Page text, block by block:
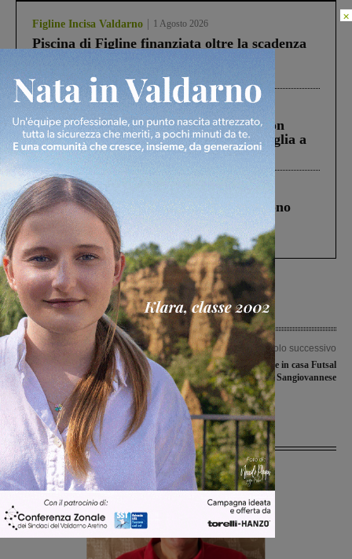
Figline Incisa Valdarno 1 Agosto 2026
Piscina di Figline finanziata oltre la scadenza
ringraziamento al Governo”
Cronaca 3 Agosto 2026
Scomparso da una struttura di Castiglion
Fiorentino l’uomo che aveva ucciso la figlia a
Levane nel 2020
Cronaca 4 Agosto 2026
Un anno fa la strage in A1 in cui morirono
Gianni, Giulia e Franco. Lo schianto, il
processo, lo stop ai sorpassi fra tir....
Articolo precedente
Sammezzano torna ad aprire al
pubblico, visite il 10 e 11 settembre. Si
scorre la lista di attesa
Articolo successivo
Iniziata la preparazione in casa Futsal
Sangiovannese
Ultime Notizie
×